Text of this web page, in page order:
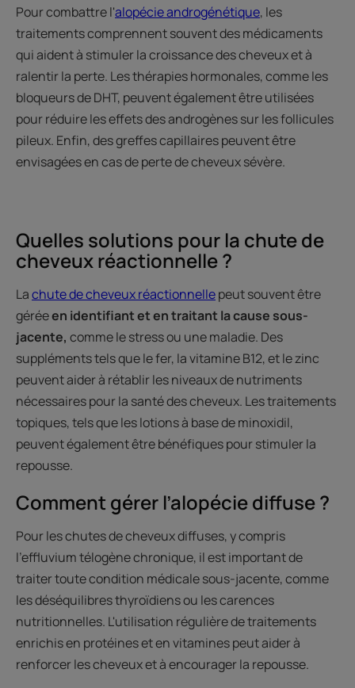
Pour combattre l'alopécie androgénétique, les
traitements comprennent souvent des médicaments
qui aident à stimuler la croissance des cheveux et à
ralentir la perte. Les thérapies hormonales, comme les
bloqueurs de DHT, peuvent également être utilisées
pour réduire les effets des androgènes sur les follicules
pileux. Enfin, des greffes capillaires peuvent être
envisagées en cas de perte de cheveux sévère.
Quelles solutions pour la chute de
cheveux réactionnelle ?
Lachute de cheveux réactionnellepeut souvent être
géréeen identifiant et en traitant la cause sous-
jacente, comme le stress ou une maladie. Des
suppléments tels que le fer, la vitamine B12, et le zinc
peuvent aider à rétablir les niveaux de nutriments
nécessaires pour la santé des cheveux. Les traitements
topiques, tels que les lotions à base de minoxidil,
peuvent également être bénéfiques pour stimuler la
repousse.
Comment gérer l’alopécie diffuse ?
Pour les chutes de cheveux diffuses, y compris
l'effluvium télogène chronique, il est important de
traiter toute condition médicale sous-jacente, comme
les déséquilibres thyroïdiens ou les carences
nutritionnelles. L'utilisation régulière de traitements
enrichis en protéines et en vitamines peut aider à
renforcer les cheveux et à encourager la repousse.